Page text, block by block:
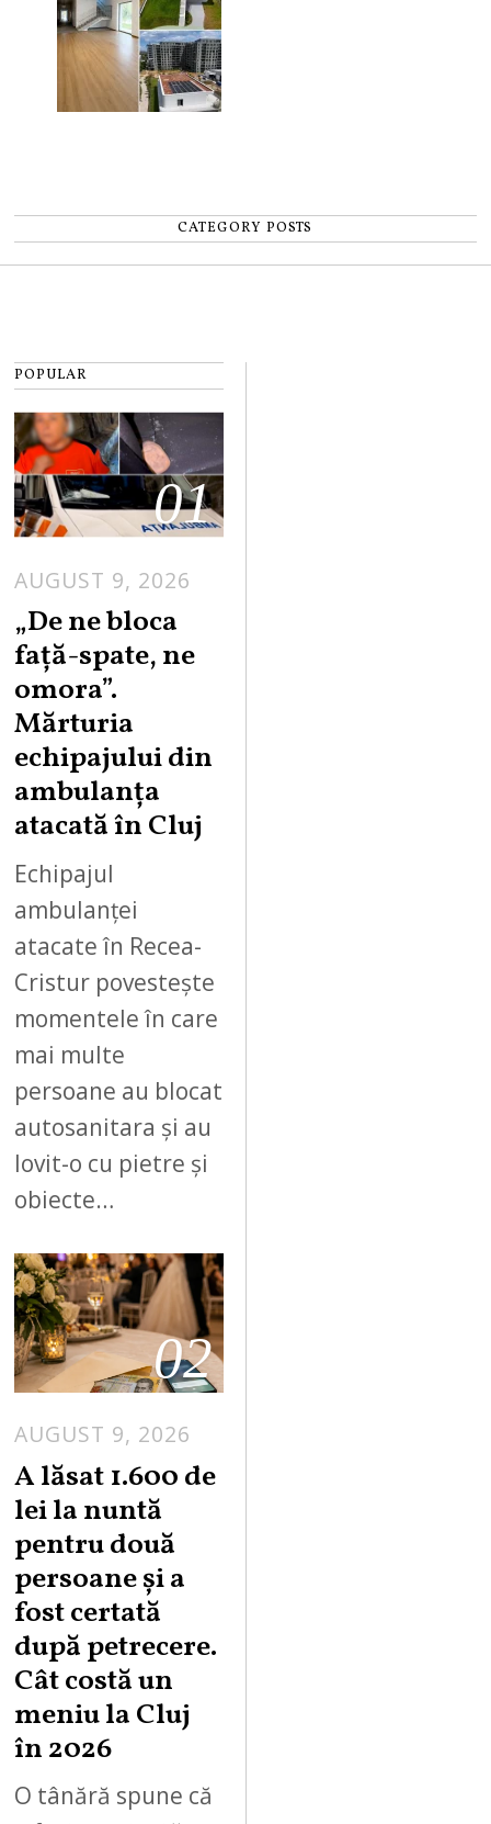
CATEGORY POSTS
POPULAR
01
AUGUST 9, 2026
„De ne bloca
față-spate, ne
omora”.
Mărturia
echipajului din
ambulanța
atacată în Cluj
Echipajul
ambulanței
atacate în Recea-
Cristur povestește
momentele în care
mai multe
persoane au blocat
autosanitara și au
lovit-o cu pietre și
obiecte…
02
AUGUST 9, 2026
A lăsat 1.600 de
lei la nuntă
pentru două
persoane și a
fost certată
după petrecere.
Cât costă un
meniu la Cluj
în 2026
O tânără spune că